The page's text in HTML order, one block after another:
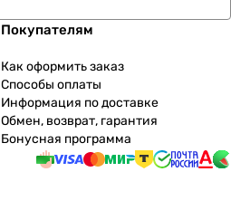
Покупателям
Как оформить заказ
Способы оплаты
Информация по доставке
Обмен, возврат, гарантия
Бонусная программа